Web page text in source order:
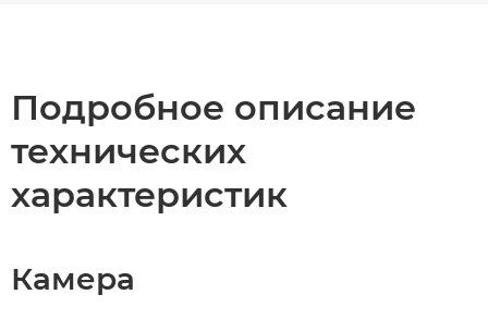
Подробное описание
технических
характеристик
Камера